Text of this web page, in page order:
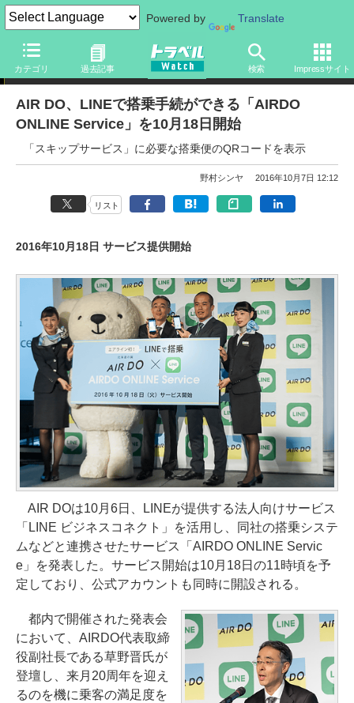
Powered by Translate
カテゴリ 過去記事 検索 Impressサイト
ニュース
AIR DO、LINEで搭乗手続ができる「AIRDO
ONLINE Service」を10月18日開始
「スキップサービス」に必要な搭乗便のQRコードを表示
野村シンヤ 2016年10月7日 12:12
リスト
2016年10月18日 サービス提供開始
AIR DOは10月6日、LINEが提供する法人向けサービス
「LINE ビジネスコネクト」を活用し、同社の搭乗システ
ムなどと連携させたサービス「AIRDO ONLINE Servic
e」を発表した。サービス開始は10月18日の11時頃を予
定しており、公式アカウントも同時に開設される。
都内で開催された発表会
において、AIRDO代表取締
役副社長である草野晋氏が
登壇し、来月20周年を迎え
るのを機に乗客の満足度を